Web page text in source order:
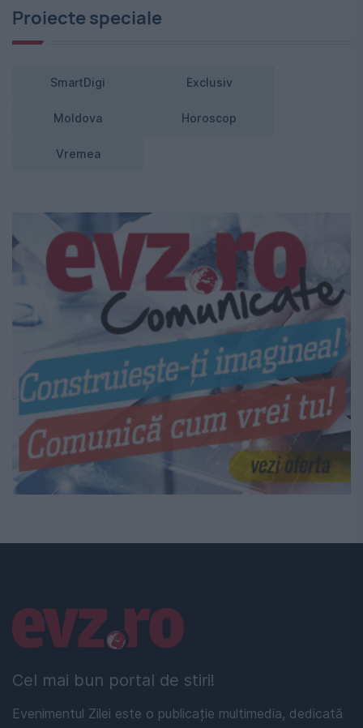
Proiecte speciale
SmartDigi Exclusiv
Moldova Horoscop
Vremea
Cel mai bun portal de stiri!
Evenimentul Zilei este o publicație multimedia, dedicată
Linkuri utile